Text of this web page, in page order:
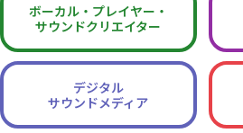
ボーカル・ プレイヤー・
サウンドクリエイター
デジタル
サウンドメディア